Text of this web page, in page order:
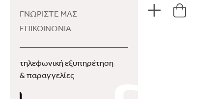
ΓΝΩΡΙΣΤΕ ΜΑΣ
ΕΠΙΚΟΙΝΩΝΙΑ
τηλεφωνική εξυπηρέτηση
& παραγγελίες